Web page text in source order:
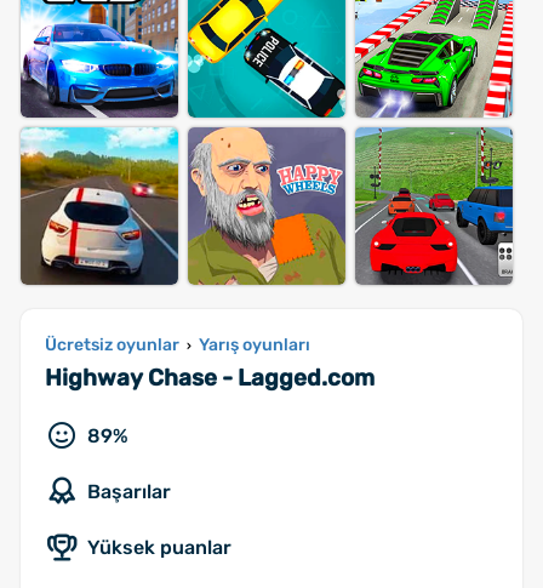
Ücretsiz oyunlar › Yarış oyunları
Highway Chase - Lagged.com
89%
Başarılar
Yüksek puanlar